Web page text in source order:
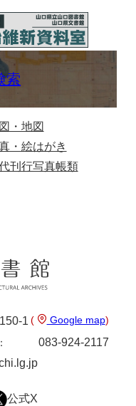
索
・地図
・絵はがき
刊行写真帳類
1 ( Google map)
083-924-2117
公式X